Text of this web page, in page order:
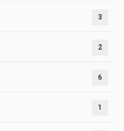
3
2
6
1